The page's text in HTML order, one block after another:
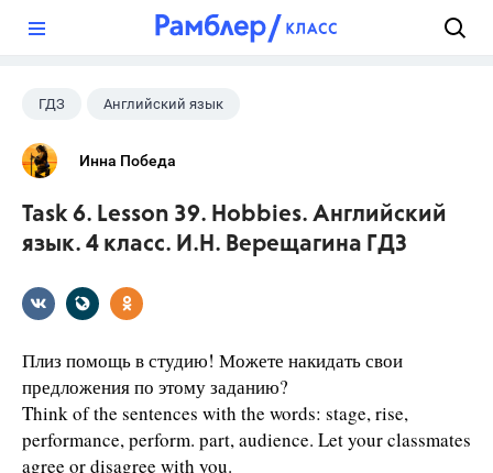
ГДЗ Английский язык
Верещагина И.Н.
Инна Победа
Task 6. Lesson 39. Hobbies. Английский
язык. 4 класс. И.Н. Верещагина ГДЗ
Плиз помощь в студию! Можете накидать свои
предложения по этому заданию?
Think of the sentences with the words: stage, rise,
performance, perform. part, audience. Let your classmates
agree or disagree with you.